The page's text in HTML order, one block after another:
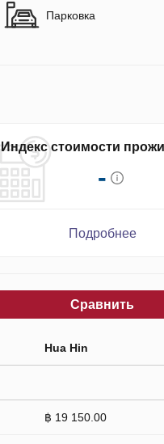
Парковка
Индекс стоимости
-
Подробнее
Сравнить
Hua Hin
฿ 19 150.00